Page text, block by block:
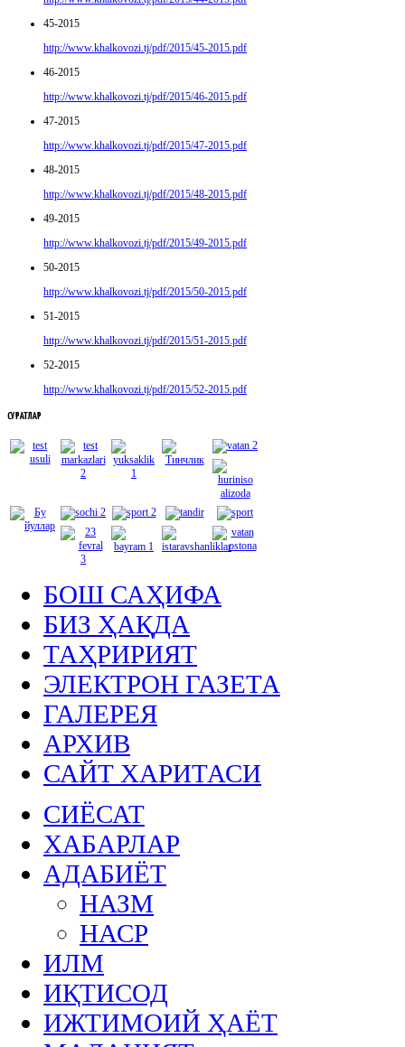
45-2015
http://www.khalkovozi.tj/pdf/2015/45-2015.pdf
46-2015
http://www.khalkovozi.tj/pdf/2015/46-2015.pdf
47-2015
http://www.khalkovozi.tj/pdf/2015/47-2015.pdf
48-2015
http://www.khalkovozi.tj/pdf/2015/48-2015.pdf
49-2015
http://www.khalkovozi.tj/pdf/2015/49-2015.pdf
50-2015
http://www.khalkovozi.tj/pdf/2015/50-2015.pdf
51-2015
http://www.khalkovozi.tj/pdf/2015/51-2015.pdf
52-2015
http://www.khalkovozi.tj/pdf/2015/52-2015.pdf
СУРАТЛАР
БОШ САҲИФА
БИЗ ҲАҚДА
ТАҲРИРИЯТ
ЭЛЕКТРОН ГАЗЕТА
ГАЛЕРЕЯ
АРХИВ
САЙТ ХАРИТАСИ
СИЁСАТ
ХАБАРЛАР
АДАБИЁТ
НАЗМ
НАСР
ИЛМ
ИҚТИСОД
ИЖТИМОИЙ ҲАЁТ